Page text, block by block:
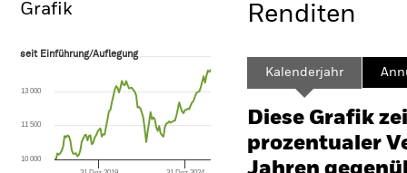
Grafik
seit Einführung/Auflegung
The chart has 1 X axis displaying Time. Range: 2017-06-01 00:00:00 to
The chart has 1 Y axis displaying values. Range: 0 to 45.
seit Einführung/Auflegung
10 000
11 500
13 000
Renditen
Kalenderjahr
Diese Grafik
prozentualer